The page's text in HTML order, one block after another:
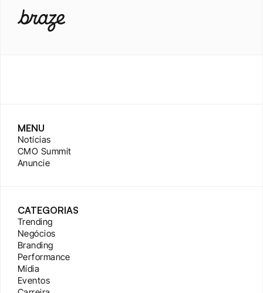
MENU
Notícias
CMO Summit
Anuncie
CATEGORIAS
Trending
Negócios
Branding
Performance
Mídia
Eventos